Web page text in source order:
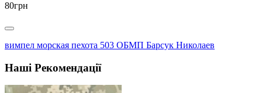
80грн
вимпел морская пехота 503 ОБМП Барсук Николаев
Наші Рекомендації